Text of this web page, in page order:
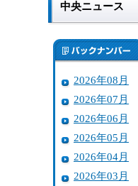
中央ニュース
2026年08月
2026年07月
2026年06月
2026年05月
2026年04月
2026年03月